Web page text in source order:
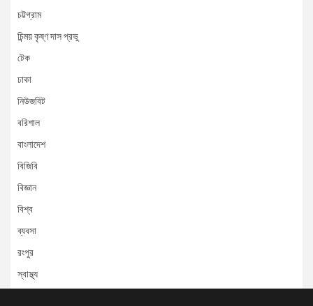
চট্টগ্রাম
চিন্ময় কৃষ্ণ দাস প্রভু
টেক
ঢাকা
নিউজবিট
বরিশাল
বাংলাদেশ
বিজিবি
বিজ্ঞান
বিশ্ব
ব্যবসা
রংপুর
স্বাস্থ্য